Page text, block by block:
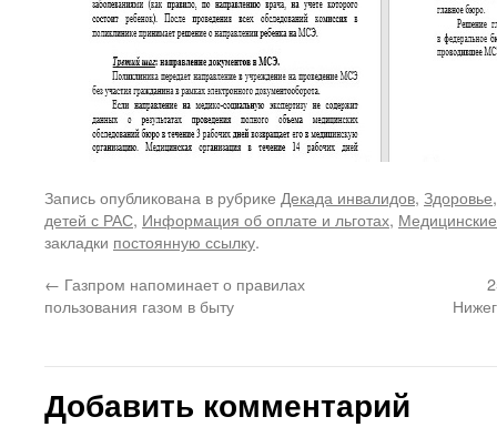
Запись опубликована в рубрике Декада инвалидов, Здоровье
детей с РАС, Информация об оплате и льготах,
закладки постоянную ссылку.
← Газпром напоминает о правилах
пользования газом в быту
Добавить комментарий